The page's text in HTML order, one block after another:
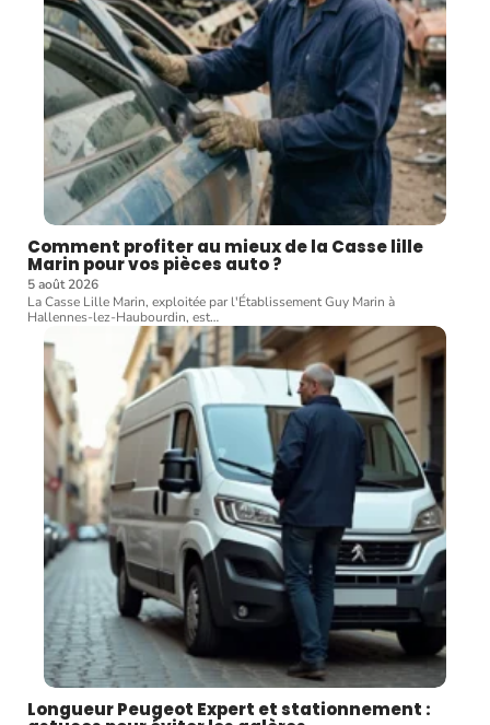
Comment profiter au mieux de la Casse lille
Marin pour vos pièces auto ?
5 août 2026
La Casse Lille Marin, exploitée par l'Établissement Guy Marin à
Hallennes-lez-Haubourdin, est…
Longueur Peugeot Expert et stationnement :